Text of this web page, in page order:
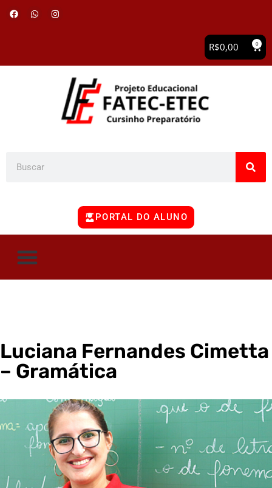
R$0,00 0
PORTAL DO ALUNO
Luciana Fernandes Cimetta
– Gramática